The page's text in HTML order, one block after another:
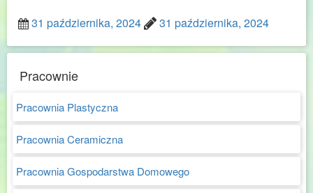
31 października, 2024
31 października, 2024
Pracownie
Pracownia Plastyczna
Pracownia Ceramiczna
Pracownia Gospodarstwa Domowego